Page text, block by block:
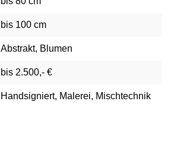
bis 100 cm
Abstrakt, Blumen
bis 2.500,- €
Handsigniert, Malerei, Mischtechnik